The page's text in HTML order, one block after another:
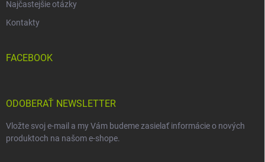
Najčastejšie otázky
Kontakty
FACEBOOK
ODOBERAŤ NEWSLETTER
Vložte svoj e-mail a my Vám budeme zasielať informácie o nových
produktoch na našom e-shope.